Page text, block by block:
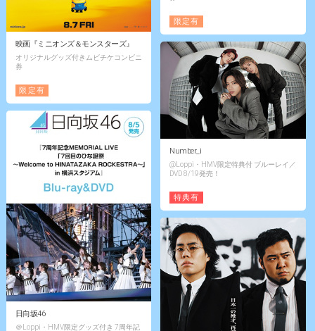
限定有
映画『ミニオンズ＆モンスターズ』
オリジナルグッズ付きムビチケコンビニ
券
限定有
Number_i
@Loppi・HMV限定特典付 ブルーレイ／
DVD 8/19発売！
特典有
日向坂46
＠Loppi・HMV限定グッズ付き 7周年記